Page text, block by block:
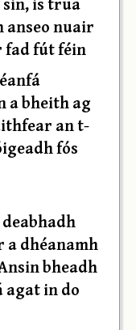
anseo nuair
fad fút féin
a bheith ag
an t-
fós
a dhéanamh
bheadh
agat in do